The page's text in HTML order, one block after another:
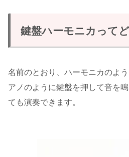
鍵盤ハーモニカって
名前のとおり、ハーモニカのよ
アノのように鍵盤を押して音を
ても演奏できます。